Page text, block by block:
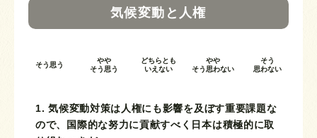
気候変動と人権
そう思う
やや
そう思う
どちらとも
いえない
やや
そう思わない
そう
思わない
1. 気候変動対策は人権にも影響を及ぼす重要課題な
ので、国際的な努力に貢献すべく日本は積極的に取